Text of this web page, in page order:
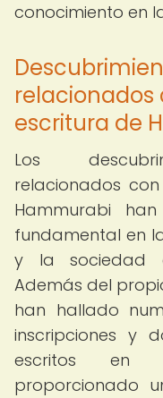
conocimiento en
relacionados
escritura de
Los
relacionados
Hammurabi
fundamental en
y la sociedad
Además del
han hallado
inscripciones y
escritos en
proporcionado